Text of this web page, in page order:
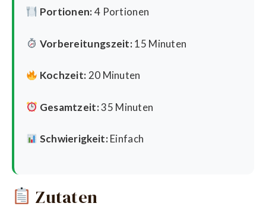
Portionen:4 Portionen
Vorbereitungszeit:15 Minuten
Kochzeit: 20 Minuten
Gesamtzeit:35 Minuten
Schwierigkeit:Einfach
Zutaten